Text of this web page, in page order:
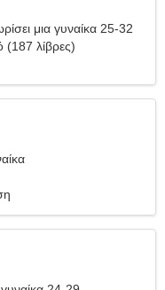
μια γυναίκα 25-32
(187 λίβρες)